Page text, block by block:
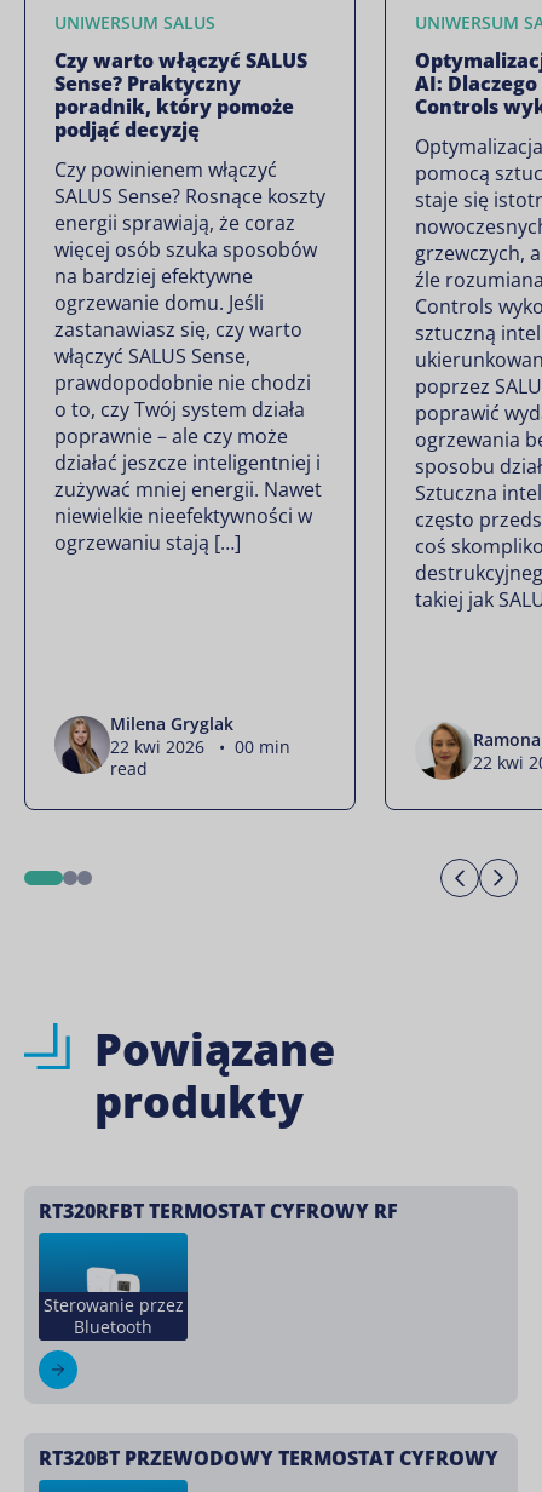
UNIWERSUM SALUS
Czy warto włączyć SALUS
Sense? Praktyczny
poradnik, który pomoże
podjąć decyzję
Czy powinienem włączyć
SALUS Sense? Rosnące koszty
energii sprawiają, że coraz
więcej osób szuka sposobów
na bardziej efektywne
ogrzewanie domu. Jeśli
zastanawiasz się, czy warto
włączyć SALUS Sense,
prawdopodobnie nie chodzi
o to, czy Twój system działa
poprawnie – ale czy może
działać jeszcze inteligentniej i
zużywać mniej energii. Nawet
niewielkie nieefektywności w
ogrzewaniu stają […]
Milena Gryglak
22 kwi 2026 • 00 min
read
UNIWERSUM
AI: Dlaczego
Controls
pomocą
staje się
grzewczych,
źle
Controls
sztuczną
poprzez
poprawić
ogrzewania
sposobu
Sztuczna
często
coś
takiej jak
22 kwi
12
Powiązane
produkty
RT320RFBT TERMOSTAT CYFROWY RF
Sterowanie przez
Bluetooth
RT320BT PRZEWODOWY TERMOSTAT CYFROWY